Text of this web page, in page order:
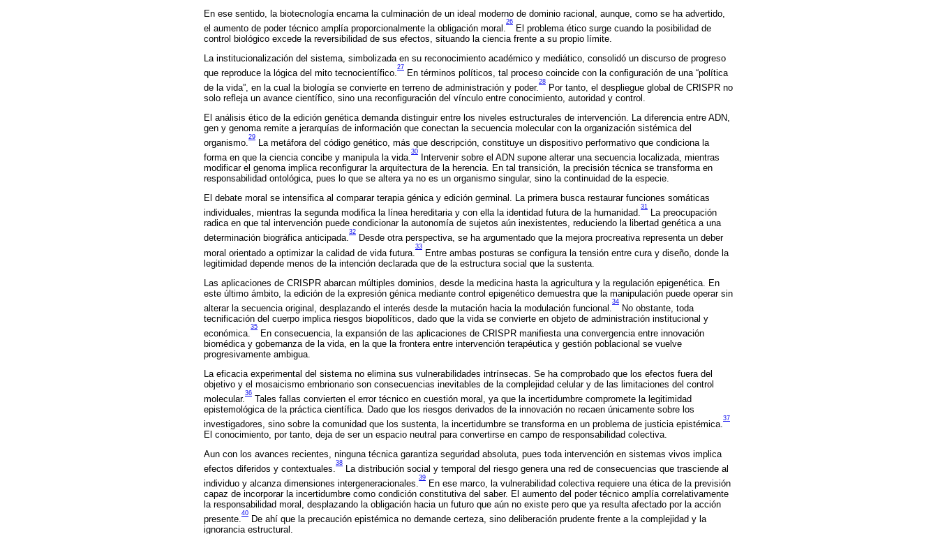
En ese sentido, la biotecnología encarna la culminación de un ideal moderno de dominio racional, aunque, como se ha advertido,
el aumento de poder técnico amplía proporcionalmente la obligación moral.
26
El problema ético surge cuando la posibilidad de
control biológico excede la reversibilidad de sus efectos, situando la ciencia frente a su propio límite.
La institucionalización del sistema, simbolizada en su reconocimiento académico y mediático, consolidó un discurso de progreso
que reproduce la lógica del mito tecnocientífico.
27
En términos políticos, tal proceso coincide con la configuración de una “política
de la vida”, en la cual la biología se convierte en terreno de administración y poder.
28
Por tanto, el despliegue global de CRISPR no
solo refleja un avance científico, sino una reconfiguración del vínculo entre conocimiento, autoridad y control.
El análisis ético de la edición genética demanda distinguir entre los niveles estructurales de intervención. La diferencia entre ADN,
gen y genoma remite a jerarquías de información que conectan la secuencia molecular con la organización sistémica del
organismo.
29
La metáfora del código genético, más que descripción, constituye un dispositivo performativo que condiciona la
forma en que la ciencia concibe y manipula la vida.
30
Intervenir sobre el ADN supone alterar una secuencia localizada, mientras
modificar el genoma implica reconfigurar la arquitectura de la herencia. En tal transición, la precisión técnica se transforma en
responsabilidad ontológica, pues lo que se altera ya no es un organismo singular, sino la continuidad de la especie.
El debate moral se intensifica al comparar terapia génica y edición germinal. La primera busca restaurar funciones somáticas
individuales, mientras la segunda modifica la línea hereditaria y con ella la identidad futura de la humanidad.
31
La preocupación
radica en que tal intervención puede condicionar la autonomía de sujetos aún inexistentes, reduciendo la libertad genética a una
determinación biográfica anticipada.
32
Desde otra perspectiva, se ha argumentado que la mejora procreativa representa un deber
moral orientado a optimizar la calidad de vida futura.
33
Entre ambas posturas se configura la tensión entre cura y diseño, donde la
legitimidad depende menos de la intención declarada que de la estructura social que la sustenta.
Las aplicaciones de CRISPR abarcan múltiples dominios, desde la medicina hasta la agricultura y la regulación epigenética. En
este último ámbito, la edición de la expresión génica mediante control epigenético demuestra que la manipulación puede operar sin
alterar la secuencia original, desplazando el interés desde la mutación hacia la modulación funcional.
34
No obstante, toda
tecnificación del cuerpo implica riesgos biopolíticos, dado que la vida se convierte en objeto de administración institucional y
económica.
35
En consecuencia, la expansión de las aplicaciones de CRISPR manifiesta una convergencia entre innovación
biomédica y gobernanza de la vida, en la que la frontera entre intervención terapéutica y gestión poblacional se vuelve
progresivamente ambigua.
La eficacia experimental del sistema no elimina sus vulnerabilidades intrínsecas. Se ha comprobado que los efectos fuera del
objetivo y el mosaicismo embrionario son consecuencias inevitables de la complejidad celular y de las limitaciones del control
molecular.
36
Tales fallas convierten el error técnico en cuestión moral, ya que la incertidumbre compromete la legitimidad
epistemológica de la práctica científica. Dado que los riesgos derivados de la innovación no recaen únicamente sobre los
investigadores, sino sobre la comunidad que los sustenta, la incertidumbre se transforma en un problema de justicia epistémica.
37
El conocimiento, por tanto, deja de ser un espacio neutral para convertirse en campo de responsabilidad colectiva.
Aun con los avances recientes, ninguna técnica garantiza seguridad absoluta, pues toda intervención en sistemas vivos implica
efectos diferidos y contextuales.
38
La distribución social y temporal del riesgo genera una red de consecuencias que trasciende al
individuo y alcanza dimensiones intergeneracionales.
39
En ese marco, la vulnerabilidad colectiva requiere una ética de la previsión
capaz de incorporar la incertidumbre como condición constitutiva del saber. El aumento del poder técnico amplía correlativamente
la responsabilidad moral, desplazando la obligación hacia un futuro que aún no existe pero que ya resulta afectado por la acción
presente.
40
De ahí que la precaución epistémica no demande certeza, sino deliberación prudente frente a la complejidad y la
ignorancia estructural.